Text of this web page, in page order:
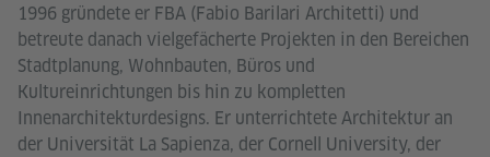
1996 gründete er FBA (Fabio Barilari Architetti) und
betreute danach vielgefächerte Projekten in den Bereichen
Stadtplanung, Wohnbauten, Büros und
Kultureinrichtungen bis hin zu kompletten
Innenarchitekturdesigns. Er unterrichtete Architektur an
der Universität La Sapienza, der Cornell University, der